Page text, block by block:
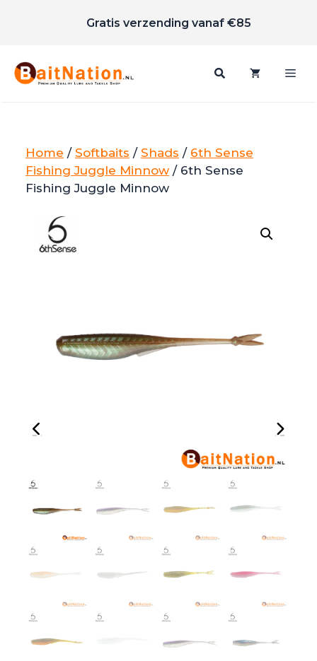
inhoud
Gratis verzending vanaf €85
Home / Softbaits / Shads / 6th Sense
Fishing Juggle Minnow / 6th Sense
Fishing Juggle Minnow